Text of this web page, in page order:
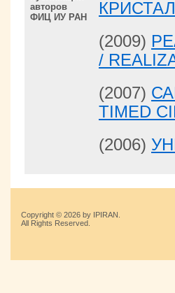
авторов
ФИЦ ИУ РАН
(2009)
/
(2007)
TIMED
(2006)
Copyright © 2026 by IPIRAN.
All Rights Reserved.